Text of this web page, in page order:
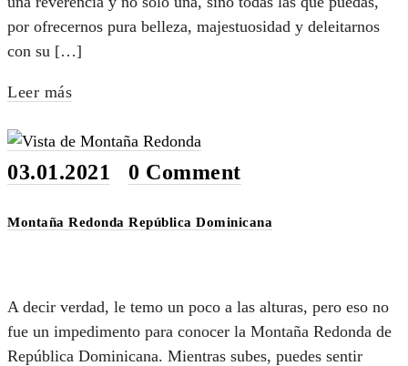
por ofrecernos pura belleza, majestuosidad y deleitarnos
con su […]
Leer más
03.01.2021 0 Comment
Montaña Redonda República Dominicana
A decir verdad, le temo un poco a las alturas, pero eso no
fue un impedimento para conocer la Montaña Redonda de
República Dominicana. Mientras subes, puedes sentir